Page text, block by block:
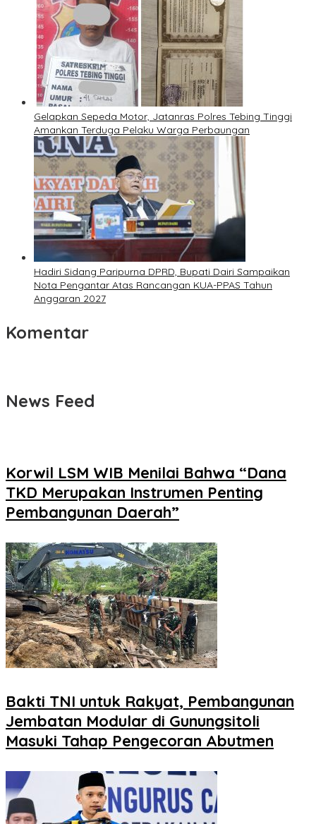
Gelapkan Sepeda Motor, Jatanras Polres Tebing Tinggi
Amankan Terduga Pelaku Warga Perbaungan
Hadiri Sidang Paripurna DPRD, Bupati Dairi Sampaikan
Nota Pengantar Atas Rancangan KUA-PPAS Tahun
Anggaran 2027
Komentar
News Feed
Korwil LSM WIB Menilai Bahwa “Dana
TKD Merupakan Instrumen Penting
Pembangunan Daerah”
Bakti TNI untuk Rakyat, Pembangunan
Jembatan Modular di Gunungsitoli
Masuki Tahap Pengecoran Abutmen